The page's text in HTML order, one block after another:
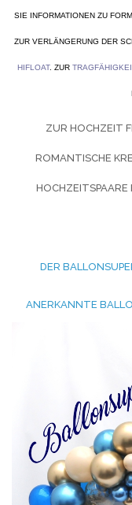
SIE INFORMATIONEN ZU
ZUR VERLÄNGERUNG DER
HIFLOAT. ZUR
ZUR HOCHZEIT
ROMANTISCHE
HOCHZEITSPAARE
DER
ANERKANNTE